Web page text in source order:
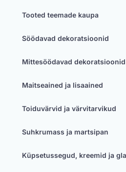
Tooted teemade kaupa
Söödavad dekoratsioonid
Mittesöödavad dekoratsioonid
Maitseained ja lisaained
Toiduvärvid ja värvitarvikud
Suhkrumass ja martsipan
Küpsetussegud, kreemid ja